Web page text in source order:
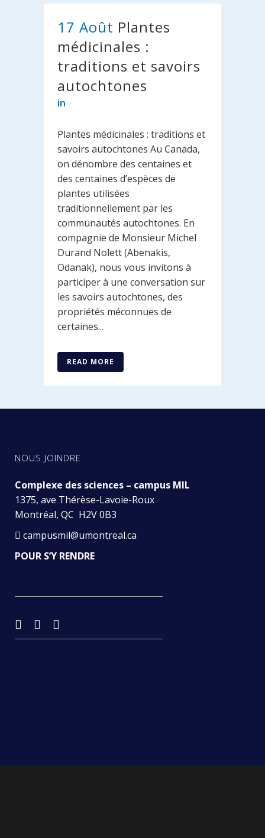
17 Août Plantes
médicinales :
traditions et savoirs
autochtones
in
Plantes médicinales : traditions et
savoirs autochtones Au Canada,
on dénombre des centaines et
des centaines d’espèces de
plantes utilisées
traditionnellement par les
communautés autochtones. En
compagnie de Monsieur Michel
Durand Nolett (Abenakis,
Odanak), nous vous invitons à
participer à une conversation sur
les savoirs autochtones, des
propriétés méconnues de
certaines...
READ MORE
NOUS JOINDRE
Complexe des sciences – campus MIL
1375, ave Thérèse-Lavoie-Roux
Montréal, QC H2V 0B3
campusmil@umontreal.ca
POUR S’Y RENDRE